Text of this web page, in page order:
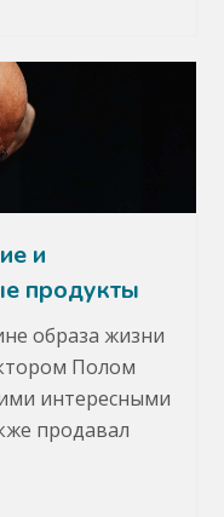
и
продукты
образа жизни
Полом
интересными
продавал